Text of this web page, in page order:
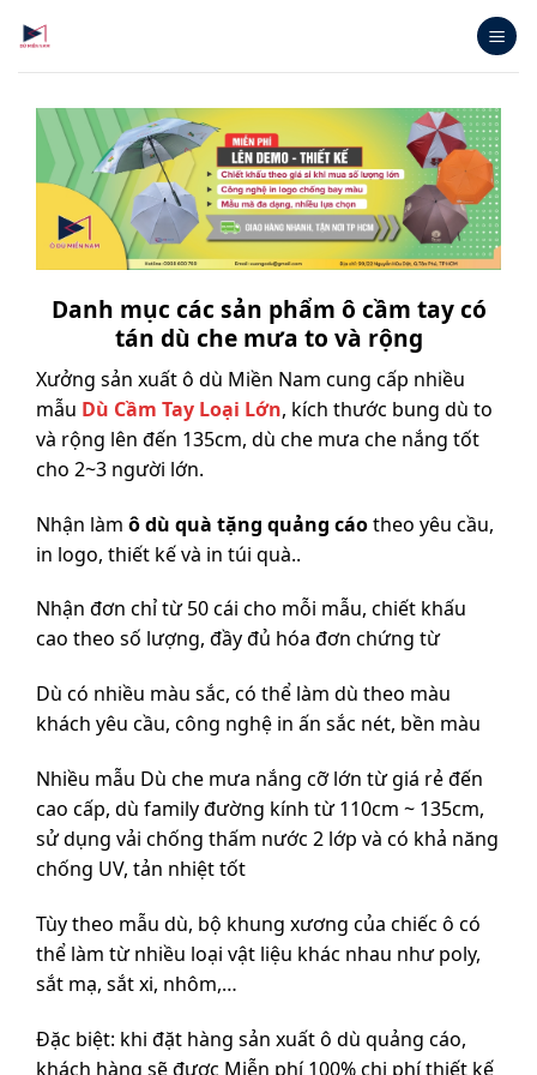
qua
nội
dung
Danh mục các sản phẩm ô cầm tay có
tán dù che mưa to và rộng
Xưởng sản xuất ô dù Miền Nam cung cấp nhiều
mẫu Dù Cầm Tay Loại Lớn, kích thước bung dù to
và rộng lên đến 135cm, dù che mưa che nắng tốt
cho 2~3 người lớn.
Nhận làm ô dù quà tặng quảng cáotheo yêu cầu,
in logo, thiết kế và in túi quà..
Nhận đơn chỉ từ 50 cái cho mỗi mẫu, chiết khấu
cao theo số lượng, đầy đủ hóa đơn chứng từ
Dù có nhiều màu sắc, có thể làm dù theo màu
khách yêu cầu, công nghệ in ấn sắc nét, bền màu
Nhiều mẫu Dù che mưa nắng cỡ lớn từ giá rẻ đến
cao cấp, dù family đường kính từ 110cm ~ 135cm,
sử dụng vải chống thấm nước 2 lớp và có khả năng
chống UV, tản nhiệt tốt
Tùy theo mẫu dù, bộ khung xương của chiếc ô có
thể làm từ nhiều loại vật liệu khác nhau như poly,
sắt mạ, sắt xi, nhôm,…
Đặc biệt: khi đặt hàng sản xuất ô dù quảng cáo,
khách hàng sẽ được Miễn phí 100% chi phí thiết kế